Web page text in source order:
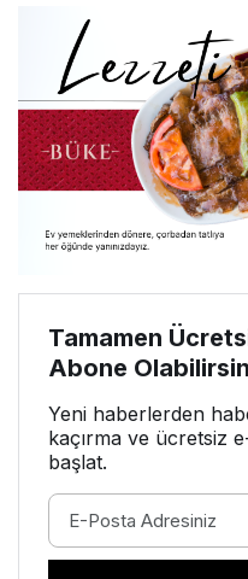
Tamamen
Abone Olabilirsin
Yeni haberlerden
kaçırma ve ücretsiz
başlat.